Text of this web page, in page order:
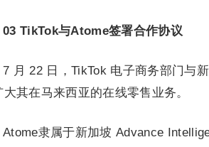
03 TikTok与Atome签署合作协议
7 月 22 日，TikTok 电子商务部门与
大其在马来西亚的在线零售业务。
Atome隶属于新加坡 Advance